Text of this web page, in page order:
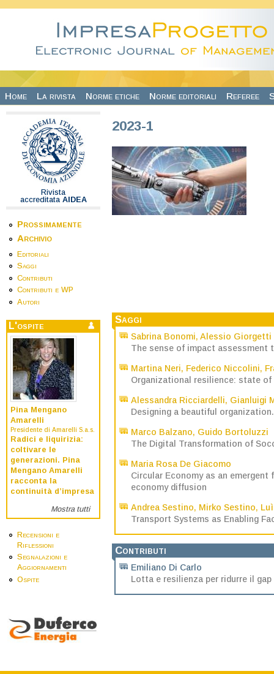
Home La rivista Norme etiche Norme editoriali Referee
Rivista
accreditata AIDEA
Prossimamente
Archivio
Editoriali
Saggi
Contributi
Contributi e WP
Autori
L'ospite
Pina Mengano
Amarelli
Presidente di Amarelli S.a.s.
Radici e liquirizia:
coltivare le
generazioni. Pina
Mengano Amarelli
racconta la
continuità d’impresa
Mostra tutti
Recensioni e
Riflessioni
Segnalazioni e
Aggiornamenti
Ospite
2023-1
Saggi
Sabrina Bonomi, Alessio Giorgetti
The sense of impact assessment
Martina Neri, Federico Niccolini,
Organizational resilience: state
Alessandra Ricciardelli, Gianluigi
Designing a beautiful
Marco Balzano, Guido Bortoluzzi
The Digital Transformation of
Maria Rosa De Giacomo
Circular Economy as an
economy diffusion
Andrea Sestino, Mirko Sestino,
Transport Systems as Enabling
Contributi
Emiliano Di Carlo
Lotta e resilienza per ridurre il gap